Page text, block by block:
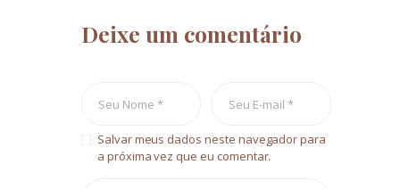
Deixe um comentário
Salvar meus dados neste navegador para
a próxima vez que eu comentar.